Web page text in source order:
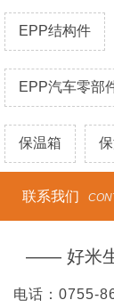
EPP结构件
EPP汽车零部
保温箱
联系我们
—— 好米
电话：0755-